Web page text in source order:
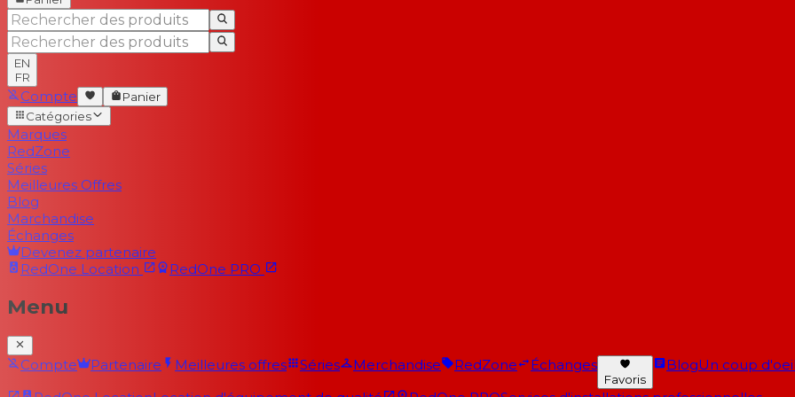
EN
FR
Compte
Panier
Catégories
Marques
RedZone
Séries
Meilleures Offres
Blog
Marchandise
Échanges
Devenez partenaire
RedOne Location RedOne PRO
Menu
Compte Partenaire Meilleures offres Séries Merchandise RedZone Échanges
Favoris
BlogUn coup